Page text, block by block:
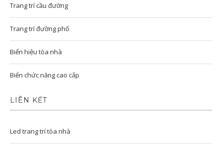
Trang trí cầu đường
Trang trí đường phố
Biển hiệu tòa nhà
Biển chức năng cao cấp
LIÊN KẾT
Led trang trí tòa nhà